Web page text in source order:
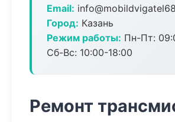
Email:
Город: Казань
Режим работы: Пн-Пт:
Сб-Вс: 10:00-18:00
Ремонт